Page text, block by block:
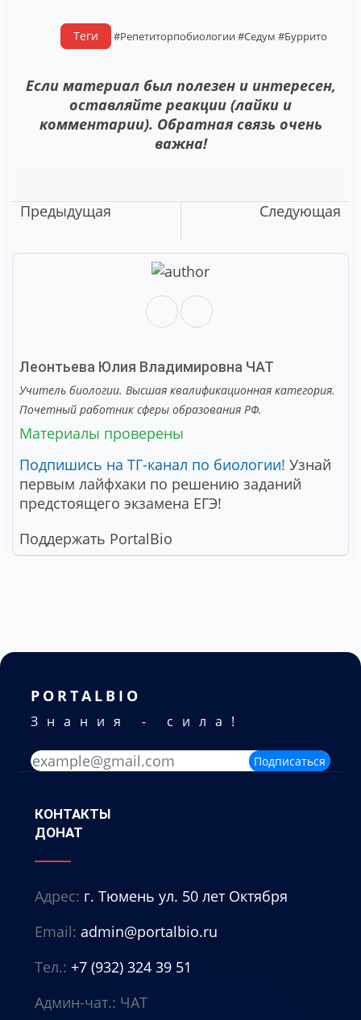
Теги #Репетиторпобиологии#Седум #Буррито
Если материал был полезен и интересен,
оставляйте реакции (лайки и
комментарии). Обратная связь очень
важна!
Предыдущая Следующая
Леонтьева Юлия Владимировна ЧАТ
Учитель биологии. Высшая квалификационная категория.
Почетный работник сферы образования РФ.
Материалы проверены
Подпишись на ТГ-канал по биологии! Узнай
первым лайфхаки по решению заданий
предстоящего экзамена ЕГЭ!
Поддержать PortalBio
PORTALBIO
Знания - сила!
Подписаться
КОНТАКТЫ
ДОНАТ
Адрес: г. Тюмень ул. 50 лет Октября
Email: admin@portalbio.ru
Тел.: +7 (932) 324 39 51
Админ-чат.: ЧАТ